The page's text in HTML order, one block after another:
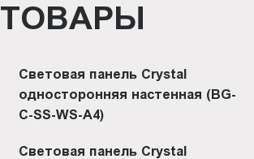
ТОВАРЫ
Световая панель Crystal
односторонняя настенная (BG-
C-SS-WS-A4)
Световая панель Crystal